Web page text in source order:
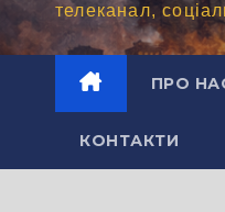
телеканал,
ПРО
КОНТАКТИ